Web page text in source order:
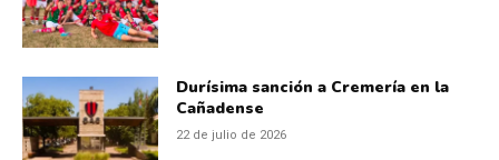
Durísima sanción a Cremería en la
Cañadense
22 de julio de 2026